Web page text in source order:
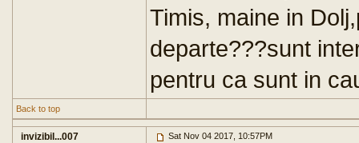
Timis, maine in
departe???sunt
pentru ca sunt in
Back to top
invizibil...007 Sat Nov 04 2017, 10:57PM